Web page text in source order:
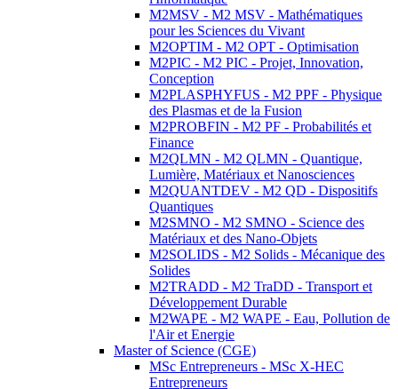
M2MSV - M2 MSV - Mathématiques
pour les Sciences du Vivant
M2OPTIM - M2 OPT - Optimisation
M2PIC - M2 PIC - Projet, Innovation,
Conception
M2PLASPHYFUS - M2 PPF - Physique
des Plasmas et de la Fusion
M2PROBFIN - M2 PF - Probabilités et
Finance
M2QLMN - M2 QLMN - Quantique,
Lumière, Matériaux et Nanosciences
M2QUANTDEV - M2 QD - Dispositifs
Quantiques
M2SMNO - M2 SMNO - Science des
Matériaux et des Nano-Objets
M2SOLIDS - M2 Solids - Mécanique des
Solides
M2TRADD - M2 TraDD - Transport et
Développement Durable
M2WAPE - M2 WAPE - Eau, Pollution de
l'Air et Energie
Master of Science (CGE)
MSc Entrepreneurs - MSc X-HEC
Entrepreneurs